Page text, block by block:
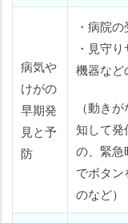
病気や
けがの
早期発
見と予
防
・病院
・見守
機器など
（動き
知して発
の、緊急
でボタン
のなど）